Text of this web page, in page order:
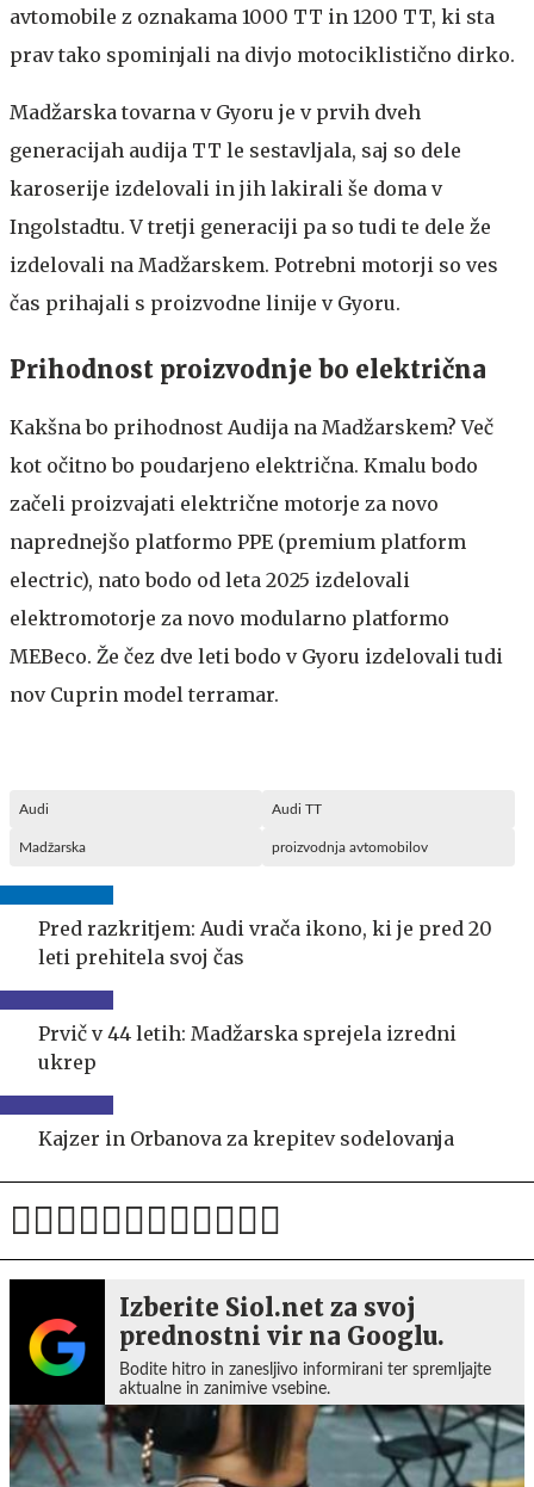
avtomobile z oznakama 1000 TT in 1200 TT, ki sta
prav tako spominjali na divjo motociklistično dirko.
Madžarska tovarna v Gyoru je v prvih dveh
generacijah audija TT le sestavljala, saj so dele
karoserije izdelovali in jih lakirali še doma v
Ingolstadtu. V tretji generaciji pa so tudi te dele že
izdelovali na Madžarskem. Potrebni motorji so ves
čas prihajali s proizvodne linije v Gyoru.
Prihodnost proizvodnje bo električna
Kakšna bo prihodnost Audija na Madžarskem? Več
kot očitno bo poudarjeno električna. Kmalu bodo
začeli proizvajati električne motorje za novo
naprednejšo platformo PPE (premium platform
electric), nato bodo od leta 2025 izdelovali
elektromotorje za novo modularno platformo
MEBeco. Že čez dve leti bodo v Gyoru izdelovali tudi
nov Cuprin model terramar.
Audi Audi TT
Madžarska proizvodnja avtomobilov
Pred razkritjem: Audi vrača ikono, ki je pred 20
leti prehitela svoj čas
Prvič v 44 letih: Madžarska sprejela izredni
ukrep
Kajzer in Orbanova za krepitev sodelovanja
Izberite Siol.net za svoj
prednostni vir na Googlu.
Bodite hitro in zanesljivo informirani ter spremljajte
aktualne in zanimive vsebine.